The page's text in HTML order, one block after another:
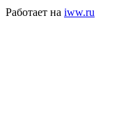
Работает на iww.ru